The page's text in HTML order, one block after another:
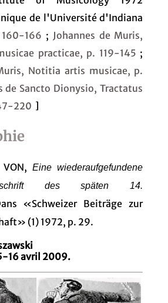
de l'Université d'Indiana
166 ; Johannes de Muris,
practicae, p. 119-145 ;
Notitia artis musicae, p.
de Sancto Dionysio, Tractatus
220 ]
VON, Eine wiederaufgefundene
des späten 14.
«Schweizer Beiträge zur
(1) 1972, p. 29.
16 avril 2009.